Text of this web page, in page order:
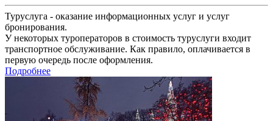
Туруслуга - оказание информационных услуг и услуг
бронирования.
У некоторых туроператоров в стоимость туруслуги входит
транспортное обслуживание. Как правило, оплачивается в
первую очередь после оформления.
Подробнее